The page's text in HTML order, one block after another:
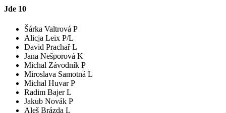
Jde 10
Šárka Valtrová P
Alicja Leix P/L
David Prachař L
Jana Nešporová K
Michal Závodník P
Miroslava Samotná L
Michal Huvar P
Radim Bajer L
Jakub Novák P
Aleš Brázda L